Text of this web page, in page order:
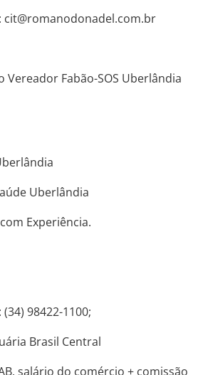
cit@romanodonadel.com.br
Vereador Fabão-SOS Uberlândia
Uberlândia
Experiência.
98422-1100;
Brasil Central
salário do comércio + comissão